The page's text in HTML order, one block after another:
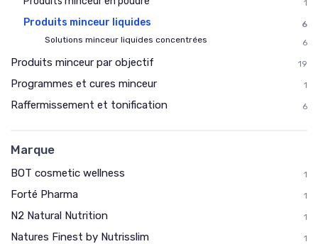
1
Produits minceur liquides
6
Solutions minceur liquides concentrées
6
Produits minceur par objectif 19
Programmes et cures minceur 1
Raffermissement et tonification 6
Marque
BOT cosmetic wellness 1
Forté Pharma 1
N2 Natural Nutrition 1
Natures Finest by Nutrisslim 1